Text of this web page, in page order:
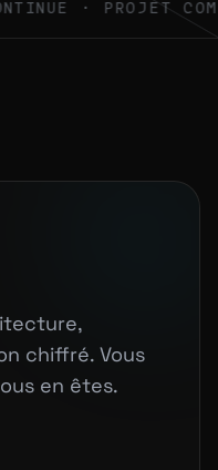
· PROJET
chiffré. Vous
en êtes.